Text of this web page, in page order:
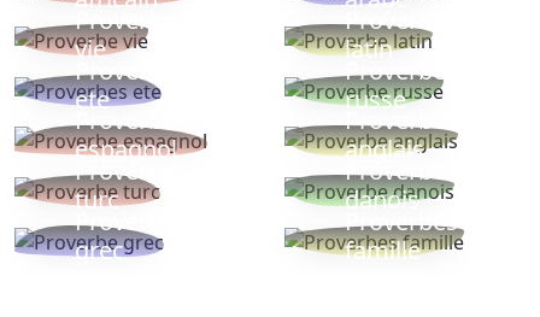
Proverbe
vie
Proverbe
latin
Proverbes
ete
Proverbe
russe
Proverbe
espagnol
Proverbe
anglais
Proverbe
turc
Proverbe
danois
Proverbe
grec
Proverbes
famille